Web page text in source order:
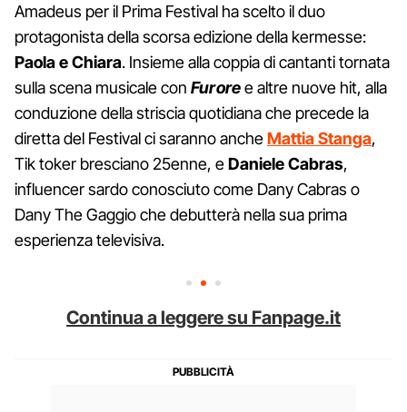
Amadeus per il Prima Festival ha scelto il duo
protagonista della scorsa edizione della kermesse:
Paola e Chiara. Insieme alla coppia di cantanti tornata
sulla scena musicale con Furoree altre nuove hit, alla
conduzione della striscia quotidiana che precede la
diretta del Festival ci saranno ancheMattia Stanga,
Tik toker bresciano 25enne, eDaniele Cabras,
influencer sardo conosciuto come Dany Cabras o
Dany The Gaggio che debutterà nella sua prima
esperienza televisiva.
Continua a leggere su Fanpage.it